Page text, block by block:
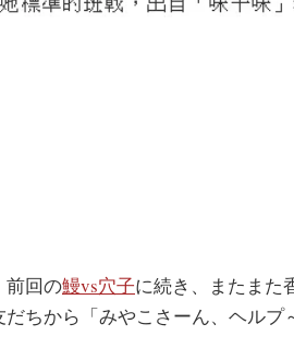
前回の鰻vs穴子に続き、またまた
ちから「みやこさーん、ヘルプ